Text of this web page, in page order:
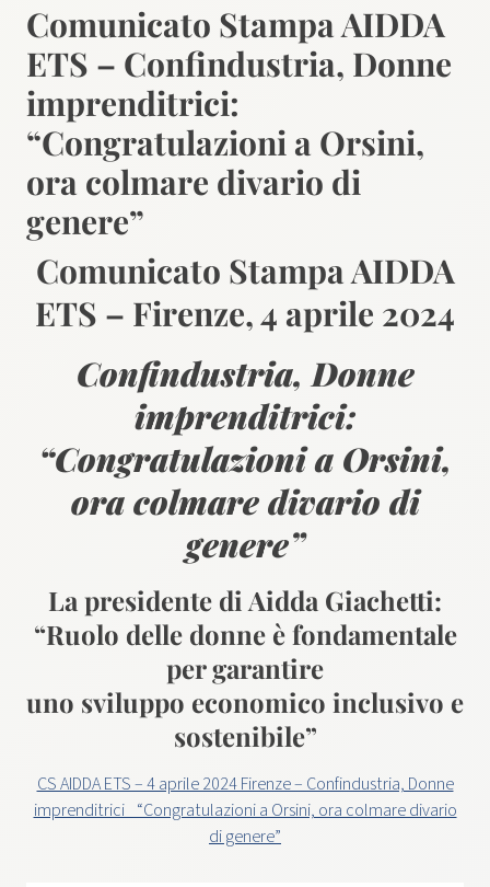
Comunicato Stampa AIDDA
ETS – Confindustria, Donne
imprenditrici:
“Congratulazioni a Orsini,
ora colmare divario di
genere”
Comunicato Stampa AIDDA
ETS – Firenze, 4 aprile 2024
Confindustria, Donne
imprenditrici:
“Congratulazioni a Orsini,
ora colmare divario di
genere”
La presidente di Aidda Giachetti:
“Ruolo delle donne è fondamentale
per garantire
uno sviluppo economico inclusivo e
sostenibile”
CS AIDDA ETS – 4 aprile 2024 Firenze – Confindustria, Donne
imprenditrici_ “Congratulazioni a Orsini, ora colmare divario
di genere”